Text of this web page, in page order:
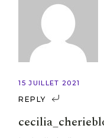
15 JUILLET 2021
REPLY